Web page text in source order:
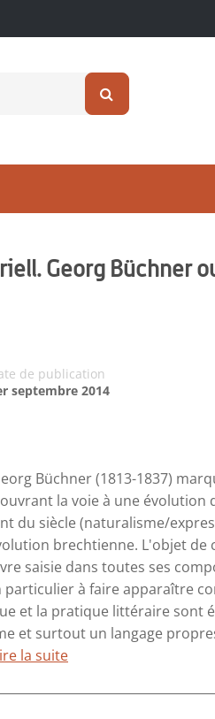
Georg Büchner
de publication
septembre 2014
Büchner (1813-1837)
la voie à une évolution
du siècle (naturalisme/
brechtienne. L'objet de
saisie dans toutes ses
particulier à faire apparaître
et la pratique littéraire sont
et surtout un langage
la suite